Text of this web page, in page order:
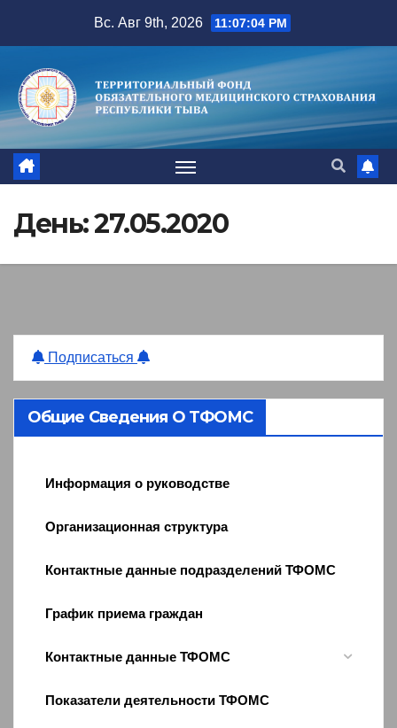
содержимому
Вс. Авг 9th, 2026 11:07:04 PM
День:27.05.2020
Подписаться
Общие Сведения О ТФОМС
Информация о руководстве
Организационная структура
Контактные данные подразделений ТФОМС
График приема граждан
Контактные данные ТФОМС
Показатели деятельности ТФОМС